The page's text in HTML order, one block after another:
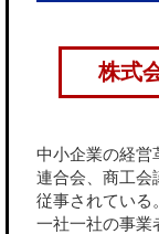
株式
中小企業の経営
連合会、商工会
従事されている。
一社一社の事業